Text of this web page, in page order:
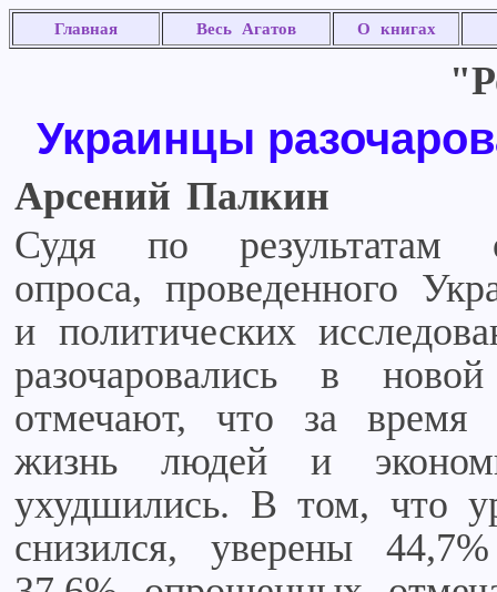
Главная Весь Агатов О книгах
Украинцы
Арсений Палкин
Судя по результатам
опроса, проведенного
и политических
разочаровались в
отмечают, что за
жизнь людей и
ухудшились. В том, что
снизился, уверены